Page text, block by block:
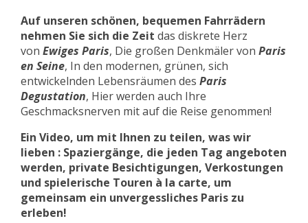
Auf unseren schönen, bequemen Fahrrädern
nehmen Sie sich die Zeit das diskrete Herz
von Ewiges Paris, Die großen Denkmäler von Paris
en Seine, In den modernen, grünen, sich
entwickelnden Lebensräumen des Paris
Degustation, Hier werden auch Ihre
Geschmacksnerven mit auf die Reise genommen!
Ein Video, um mit Ihnen zu teilen, was wir
lieben : Spaziergänge, die jeden Tag angeboten
werden, private Besichtigungen, Verkostungen
und spielerische Touren à la carte, um
gemeinsam ein unvergessliches Paris zu
erleben!